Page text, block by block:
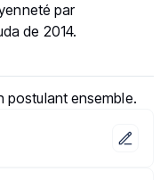
par
de 2014.
postulant ensemble.